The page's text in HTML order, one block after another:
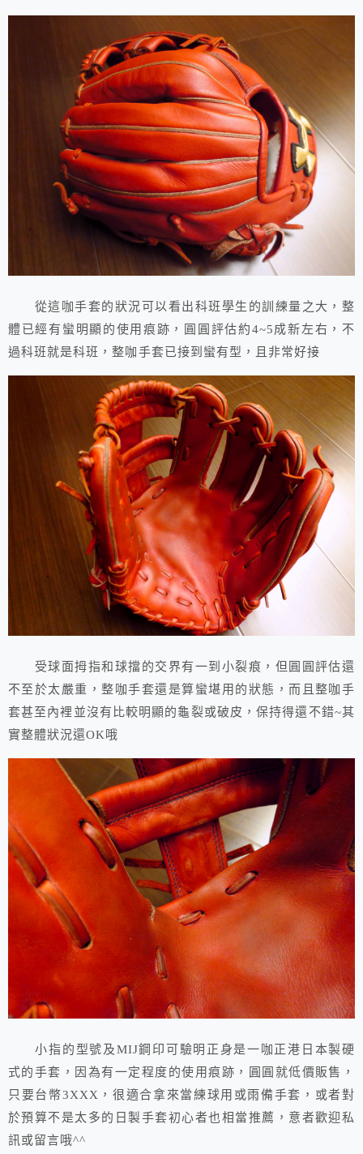
從這咖手套的狀況可以看出科班學生的訓練量之大，整
體已經有蠻明顯的使用痕跡，圓圓評估約4~5成新左右，不
過科班就是科班，整咖手套已接到蠻有型，且非常好接
受球面拇指和球擋的交界有一到小裂痕，但圓圓評估還
不至於太嚴重，整咖手套還是算蠻堪用的狀態，而且整咖手
套甚至內裡並沒有比較明顯的龜裂或破皮，保持得還不錯~其
實整體狀況還OK哦
小指的型號及MIJ鋼印可驗明正身是一咖正港日本製硬
式的手套，因為有一定程度的使用痕跡，圓圓就低價販售，
只要台幣3XXX，很適合拿來當練球用或雨備手套，或者對
於預算不是太多的日製手套初心者也相當推薦，意者歡迎私
訊或留言哦^^